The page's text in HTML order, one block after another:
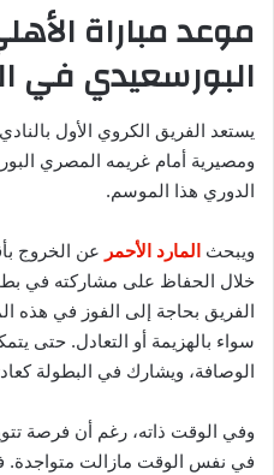
موعد مباراة
البورسعيدي في
يستعد الفريق الكروي الأول
ومصيرية أمام غريمه المصري
الدوري هذا الموسم.
ويبحث المارد الأحمر عن الخروج
خلال الحفاظ على مشاركته في
الفريق بحاجة إلى الفوز في هذه
سواء بالهزيمة أو التعادل. حتى
الوصافة، ويشارك في البطولة
وفي الوقت ذاته، رغم أن فرصة
في نفس الوقت مازالت متواجدة.